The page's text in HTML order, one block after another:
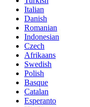
Italian
Danish
Romanian
Indonesian
Czech
Afrikaans
Swedish
Polish
Basque
Catalan
Esperanto